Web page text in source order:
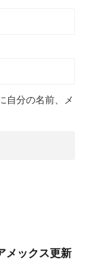
自分の名前、メ
メックス更新